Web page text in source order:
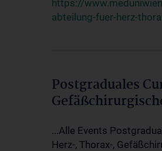
https://
abteilung-fuer-herz-
Postgraduales
...Alle Events
Herz-, Thorax-,